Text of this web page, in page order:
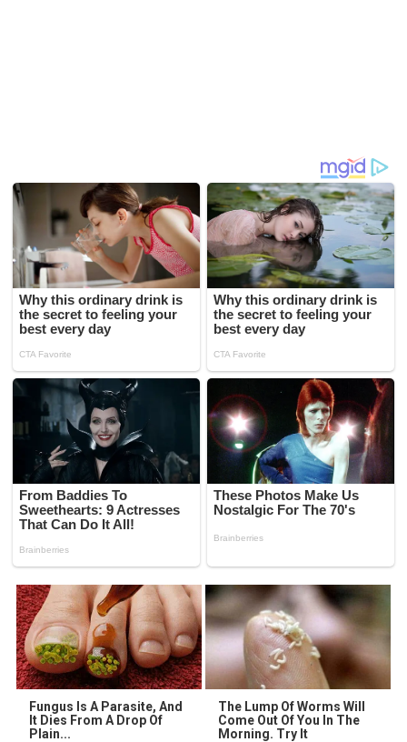
Fungus Is A Parasite, And
It Dies From A Drop Of
Plain...
The Lump Of Worms Will
Come Out Of You In The
Morning. Try It